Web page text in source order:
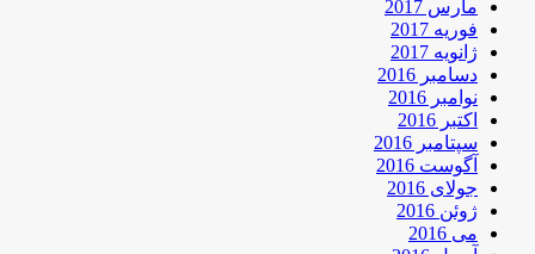
مارس 2017
فوریه 2017
ژانویه 2017
دسامبر 2016
نوامبر 2016
اکتبر 2016
سپتامبر 2016
آگوست 2016
جولای 2016
ژوئن 2016
می 2016